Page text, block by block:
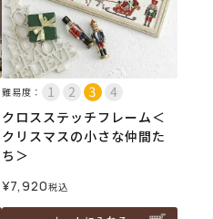
難易度：
クロスステッチフレーム＜
クリスマスの小さな仲間た
ち＞
¥7,920税込